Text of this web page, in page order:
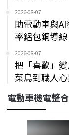
2026-08-07
助電動車與
率鋁包銅導線
2026-08-07
把「喜歡」
菜鳥到職人
電動車機電整